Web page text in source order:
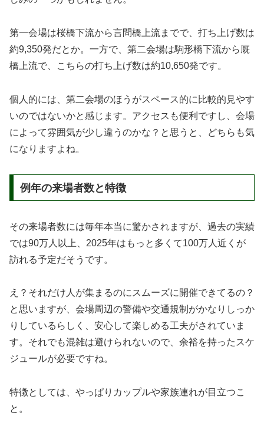
第一会場は桜橋下流から言問橋上流までで、打ち上げ数は
約9,350発だとか。一方で、第二会場は駒形橋下流から厩
橋上流で、こちらの打ち上げ数は約10,650発です。
個人的には、第二会場のほうがスペース的に比較的見やす
いのではないかと感じます。アクセスも便利ですし、会場
によって雰囲気が少し違うのかな？と思うと、どちらも気
になりますよね。
例年の来場者数と特徴
その来場者数には毎年本当に驚かされますが、過去の実績
では90万人以上、2025年はもっと多くて100万人近くが
訪れる予定だそうです。
え？それだけ人が集まるのにスムーズに開催できてるの？
と思いますが、会場周辺の警備や交通規制がかなりしっか
りしているらしく、安心して楽しめる工夫がされていま
す。それでも混雑は避けられないので、余裕を持ったスケ
ジュールが必要ですね。
特徴としては、やっぱりカップルや家族連れが目立つこ
と。